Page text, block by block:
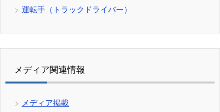
運転手（トラックドライバー）
メディア関連情報
メディア掲載